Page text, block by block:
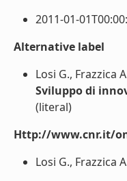
2011-01-
Alternative label
Losi G., Frazzica
Sviluppo di
(literal)
Http://www.cnr.it/
Losi G., Frazzica